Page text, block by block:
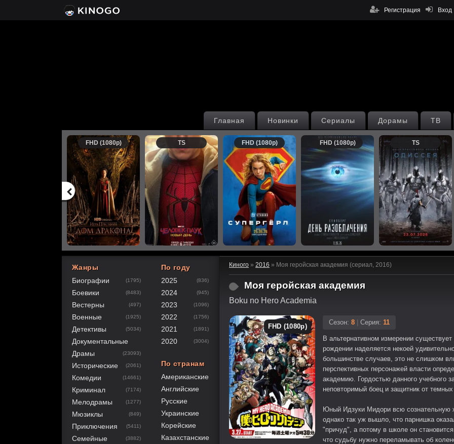
Вход
Регистрация
ТВ
Дорамы
Сериалы
Новинки
Главная
FHD (1080p) TS FHD (1080p) FHD (1080p) TS
Киного » 2016 » Моя геройская академия (сериал, 2016)
Моя геройская академия
Boku no Hero Academia
60
1 2 3 4
FHD (1080p)
Сезон: 8 Серия: 11
В альтернативном измерении
рождении наделяется некоей
большинстве случаев, это не слишком
перспективных персонажей власти
академию. Гордостью данного учебного
неповторимый боец и защитник от
Юный Идзуки Мидори всю сознательную
однако так уж вышло, что парнишка
"причуд", а потому в школе он
что судьбу нужно переламывать об
Жанры
Биографии
(1795)
Боевики (8483)
Вестерны (497)
Военные (1925)
Детективы (5034)
Документальные
Драмы
(23093)
Исторические (2061)
Комедии (14661)
Криминал (7174)
Мелодрамы (1277)
Мюзиклы (849)
Приключения (5411)
Семейные (3882)
По году
2025
(836)
2024 (945)
2023 (1096)
2022 (1756)
2021 (1891)
2020 (3004)
По странам
Американские
Английские
Русские
Украинские
Корейские
Казахстанские